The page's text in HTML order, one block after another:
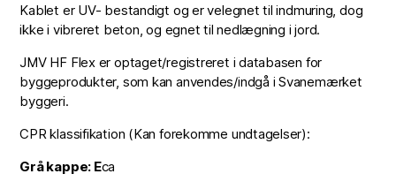
Kablet er UV- bestandigt og er velegnet til indmuring, dog
ikke i vibreret beton, og egnet til nedlægning i jord.
JMV HF Flex er optaget/registreret i databasen for
byggeprodukter, som kan anvendes/indgå i Svanemærket
byggeri.
CPR klassifikation (Kan forekomme undtagelser):
Grå kappe: Eca